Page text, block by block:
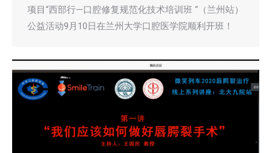
项目“西部行—口腔修复规范化技术培训班 “（兰州站）
公益活动9月10日在兰州大学口腔医学院顺利开班！